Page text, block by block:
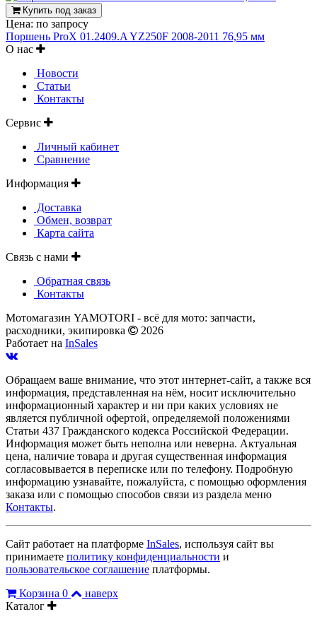
Купить под заказ
Цена: по запросу
Поршень ProX 01.2409.A YZ250F 2008-2011 76,95 мм
О нас
Новости
Статьи
Контакты
Сервис
Личный кабинет
Сравнение
Информация
Доставка
Обмен, возврат
Карта сайта
Связь с нами
Обратная связь
Контакты
Мотомагазин YAMOTORI - всё для мото: запчасти,
расходники, экипировка
2026
Работает на InSales
Обращаем ваше внимание, что этот интернет-сайт, а также вся
информация, представленная на нём, носит исключительно
информационный характер и ни при каких условиях не
является публичной офертой, определяемой положениями
Статьи 437 Гражданского кодекса Российской Федерации.
Информация может быть неполна или неверна. Актуальная
цена, наличие товара и другая существенная информация
согласовывается в переписке или по телефону. Подробную
информацию узнавайте, пожалуйста, с помощью оформления
заказа или с помощью способов связи из раздела меню
Контакты.
Сайт работает на платформе InSales, используя сайт вы
принимаете политику конфиденциальности и
пользовательское соглашение платформы.
Корзина 0
наверх
Каталог